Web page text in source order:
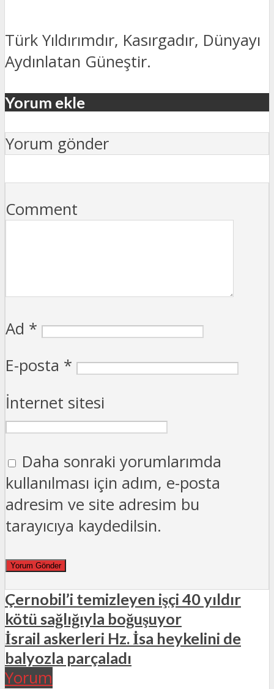
Türk Yıldırımdır, Kasırgadır, Dünyayı
Aydınlatan Güneştir.
Yorum ekle
Yorum gönder
Comment
Ad *
E-posta *
İnternet sitesi
Daha sonraki yorumlarımda
kullanılması için adım, e-posta
adresim ve site adresim bu
tarayıcıya kaydedilsin.
Çernobil’i temizleyen işçi 40 yıldır
kötü sağlığıyla boğuşuyor
İsrail askerleri Hz. İsa heykelini de
balyozla parçaladı
Yorum